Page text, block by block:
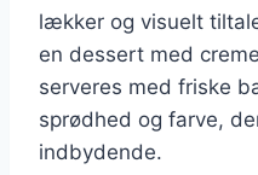
lækker og visuelt
en dessert med
serveres med friske
sprødhed og farve,
indbydende.